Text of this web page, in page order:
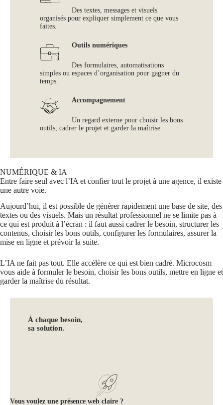
Des textes, messages et visuels
organisés pour expliquer simplement ce que vous
faites.
Outils numériques
Des formulaires, automatisations
simples ou espaces d’organisation pour gagner du
temps.
Accompagnement
Un regard externe pour choisir les bons
outils, cadrer le projet et garder la maîtrise.
NUMÉRIQUE & IA
Entre faire seul avec l’IA et confier tout le projet à une agence, il existe
une autre voie.
Aujourd’hui, il est possible de générer rapidement une base de site, des
textes ou des visuels. Mais un résultat professionnel ne se limite pas à
ce qui est produit à l’écran : il faut aussi cadrer le besoin, structurer les
contenus, choisir les bons outils, configurer les formulaires, assurer la
mise en ligne et prévoir la suite.
L’IA ne fait pas tout. Elle accélère ce qui est bien cadré. Microcosm
vous aide à formuler le besoin, choisir les bons outils, mettre en ligne et
garder la maîtrise du résultat.
À chaque besoin,
sa solution.
Vous voulez une présence web claire ?